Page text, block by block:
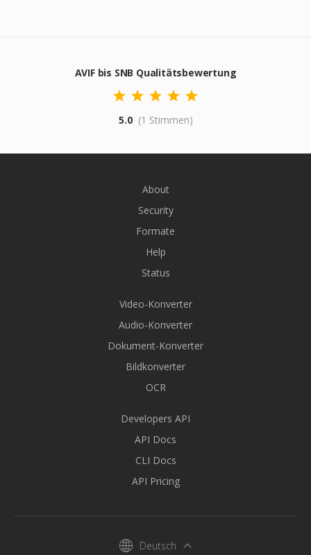
AVIF bis SNB Qualitätsbewertung
5.0 (1 Stimmen)
About
Security
Formate
Help
Status
Video-Konverter
Audio-Konverter
Dokument-Konverter
Bildkonverter
OCR
Developers API
API Docs
CLI Docs
API Pricing
Deutsch